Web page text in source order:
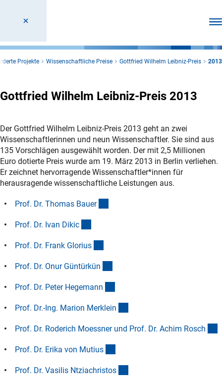
Projekte Wissenschaftliche Preise Gottfried Wilhelm Leibniz-Preis 2013
Gottfried Wilhelm Leibniz-Preis 2013
Der Gottfried Wilhelm Leibniz-Preis 2013 geht an zwei
Wissenschaftlerinnen und neun Wissenschaftler. Sie sind aus
135 Vorschlägen ausgewählt worden. Der mit 2,5 Millionen
Euro dotierte Preis wurde am 19. März 2013 in Berlin verliehen.
Er zeichnet hervorragende Wissenschaftler*innen für
herausragende wissenschaftliche Leistungen aus.
Prof. Dr. Thomas Bauer
Prof. Dr. Ivan Dikic
Prof. Dr. Frank Glorius
Prof. Dr. Onur Güntürkün
Prof. Dr. Peter Hegemann
Prof. Dr.-Ing. Marion Merklein
Prof. Dr. Roderich Moessner und Prof. Dr. Achim Rosch
Prof. Dr. Erika von Mutius
Prof. Dr. Vasilis Ntziachristos